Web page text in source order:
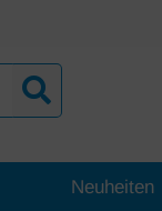
Neuheiten